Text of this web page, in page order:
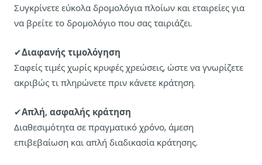
Συγκρίνετε εύκολα δρομολόγια πλοίων και εταιρείες για
να βρείτε το δρομολόγιο που σας ταιριάζει.
✔Διαφανής τιμολόγηση
Σαφείς τιμές χωρίς κρυφές χρεώσεις, ώστε να γνωρίζετε
ακριβώς τι πληρώνετε πριν κάνετε κράτηση.
✔Απλή, ασφαλής κράτηση
Διαθεσιμότητα σε πραγματικό χρόνο, άμεση
επιβεβαίωση και απλή διαδικασία κράτησης.